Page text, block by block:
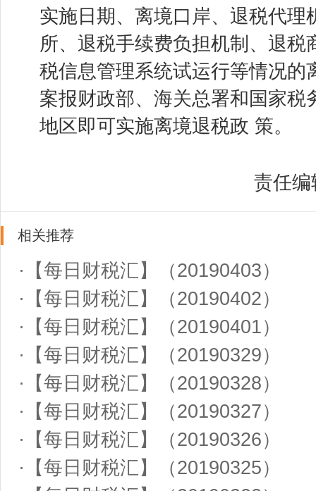
实施日期、离境口岸、退税代理
所、退税手续费负担机制、退税
税信息管理系统试运行等情况的
案报财政部、海关总署和国家税
地区即可实施离境退税政 策。
责任
相关推荐
· 【每日财税汇】（20190403）
· 【每日财税汇】（20190402）
· 【每日财税汇】（20190401）
· 【每日财税汇】（20190329）
· 【每日财税汇】（20190328）
· 【每日财税汇】（20190327）
· 【每日财税汇】（20190326）
· 【每日财税汇】（20190325）